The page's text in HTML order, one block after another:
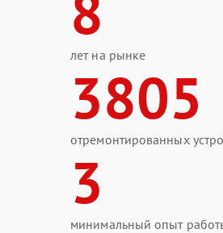
лет на рынке
3805
отремонтированных
3
минимальный опыт